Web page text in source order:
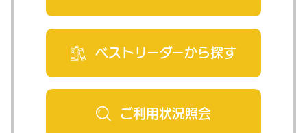
ベストリーダーから探す
ご利用状況照会